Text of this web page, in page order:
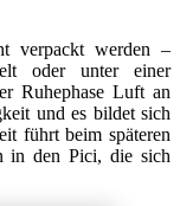
verpackt werden –
oder unter einer
Ruhephase Luft an
und es bildet sich
führt beim späteren
in den Pici, die sich